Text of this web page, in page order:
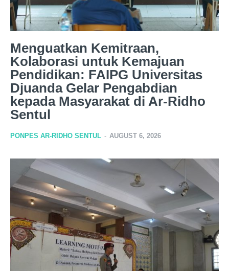
Menguatkan Kemitraan,
Kolaborasi untuk Kemajuan
Pendidikan: FAIPG Universitas
Djuanda Gelar Pengabdian
kepada Masyarakat di Ar-Ridho
Sentul
PONPES AR-RIDHO SENTUL - AUGUST 6, 2026